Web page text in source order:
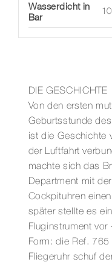
Wasserdicht in
Bar
10
DIE GESCHICHTE
Von den ersten
Geburtsstunde
ist die Geschichte
der Luftfahrt
machte sich das
Department mit
Cockpituhren
später stellte es
Fluginstrument
Form: die Ref.
Fliegeruhr schuf